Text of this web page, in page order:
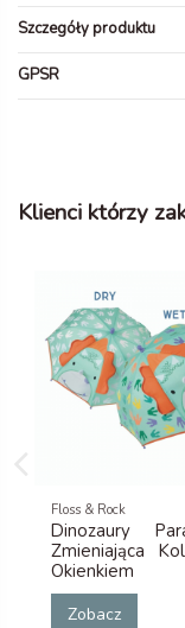
Szczegóły produktu
GPSR
Klienci którzy
Floss & Rock
Dinozaury
Zmieniająca
Okienkiem
Zobacz